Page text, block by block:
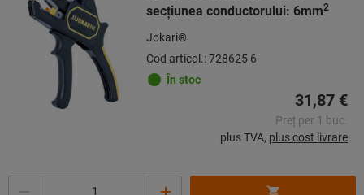
secţiunea conductorului: 6mm2
Jokari®
Cod articol.: 728625 6
În stoc
31,87 €
Preț per 1 buc.
plus TVA, plus cost livrare